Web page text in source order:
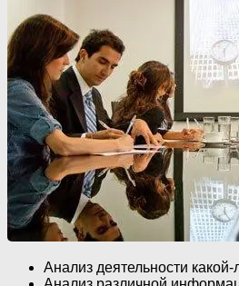
Анализ деятельности